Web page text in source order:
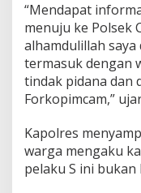
“Mendapat
menuju ke Polsek
alhamdulillah
termasuk dengan
tindak pidana dan
Forkopimcam,”
Kapolres
warga mengaku
pelaku S ini bukan